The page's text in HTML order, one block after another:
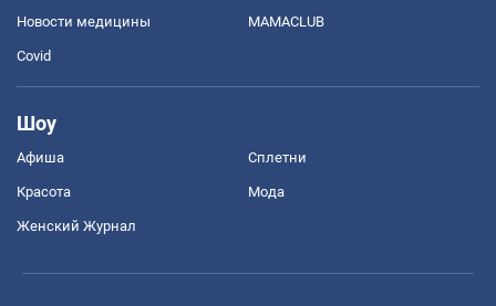
Новости медицины MAMACLUB
Covid
Шоу
Афиша Сплетни
Красота Мода
Женский Журнал